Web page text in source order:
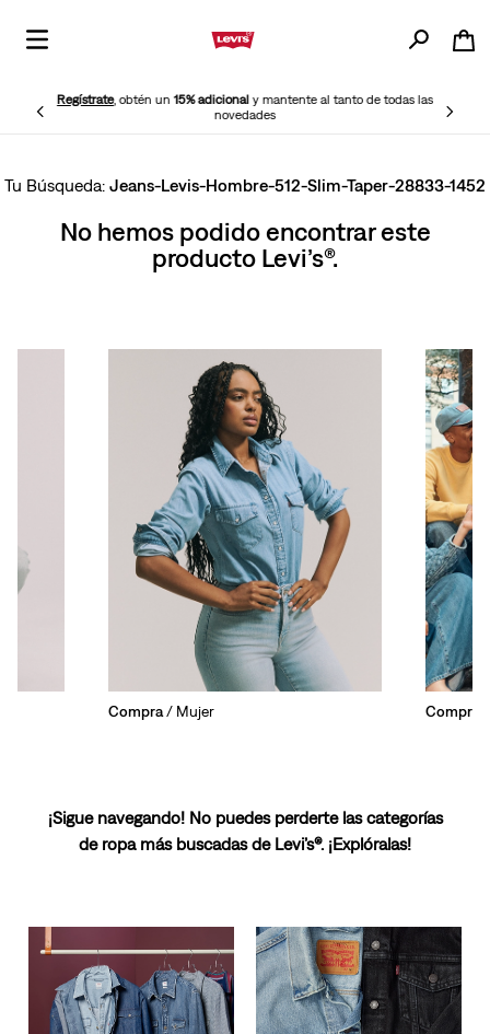
Regístrate, obtén un15% adicionaly mantente al tanto de todas las
novedades
Jeans-Levis-Hombre-512-Slim-Taper-28833-1452
No hemos podido encontrar este
producto Levi’s®.
Compra/ Mujer Compra
¡Sigue navegando! No puedes perderte las categorías
de ropa más buscadas de Levi’s®. ¡Explóralas!